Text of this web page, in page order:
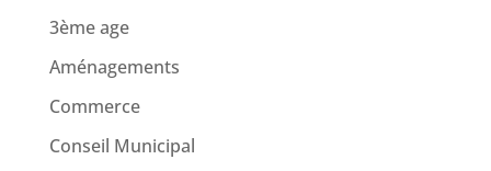
3ème age
Aménagements
Commerce
Conseil Municipal